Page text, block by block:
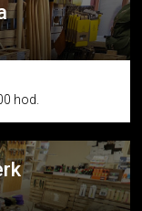
hod.